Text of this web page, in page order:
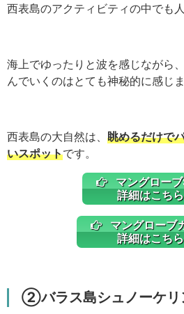
西表島のアクティビティの中でも
海上でゆったりと波を感じながら
んでいくのはとても神秘的に感じま
西表島の大自然は、 眺めるだけで
いスポットです。
マングロー
詳細はこちら
マングローブ
詳細はこちら
②バラス島シュノーケリ